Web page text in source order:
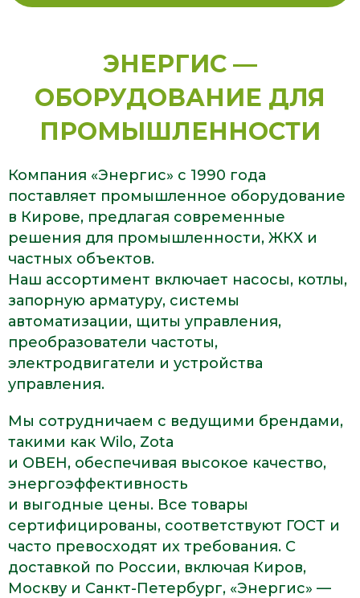
ЭНЕРГИС —
ОБОРУДОВАНИЕ ДЛЯ
ПРОМЫШЛЕННОСТИ
Компания «Энергис» с 1990 года
поставляет промышленное оборудование
в Кирове, предлагая современные
решения для промышленности, ЖКХ и
частных объектов.
Наш ассортимент включает насосы, котлы,
запорную арматуру, системы
автоматизации, щиты управления,
преобразователи частоты,
электродвигатели и устройства
управления.
Мы сотрудничаем с ведущими брендами,
такими как Wilo, Zota
и ОВЕН, обеспечивая высокое качество,
энергоэффективность
и выгодные цены. Все товары
сертифицированы, соответствуют ГОСТ и
часто превосходят их требования. С
доставкой по России, включая Киров,
Москву и Санкт-Петербург, «Энергис» —